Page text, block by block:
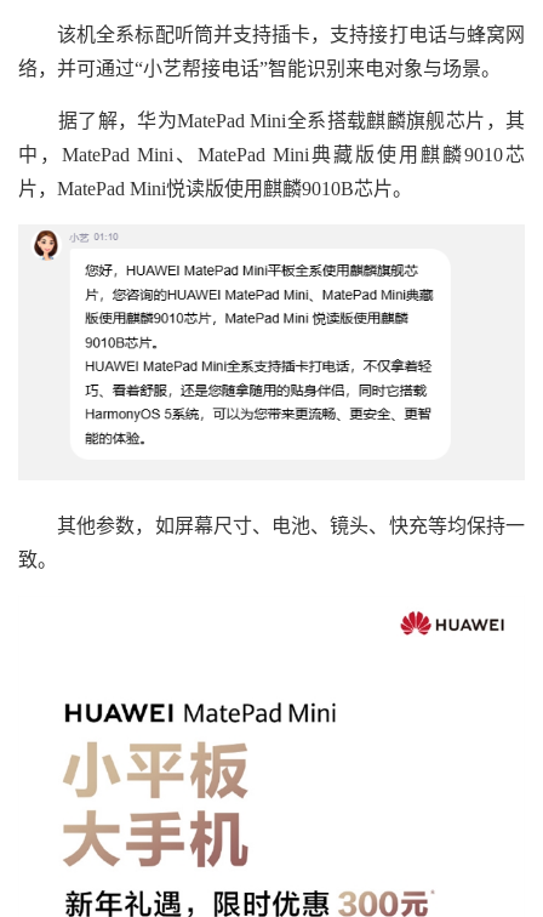
该机全系标配听筒并支持插卡，支持接打电话与蜂窝网
络，并可通过“小艺帮接电话”智能识别来电对象与场景。
据了解，华为MatePad Mini全系搭载麒麟旗舰芯片，其
中，MatePad Mini、MatePad Mini典藏版使用麒麟9010芯
片，MatePad Mini悦读版使用麒麟9010B芯片。
其他参数，如屏幕尺寸、电池、镜头、快充等均保持一
致。